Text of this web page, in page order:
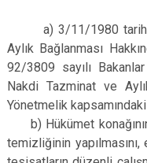
a) 3/11/1980 tarihli
Aylık Bağlanması
92/3809 sayılı
Nakdi Tazminat ve
Yönetmelik
b) Hükümet
temizliğinin